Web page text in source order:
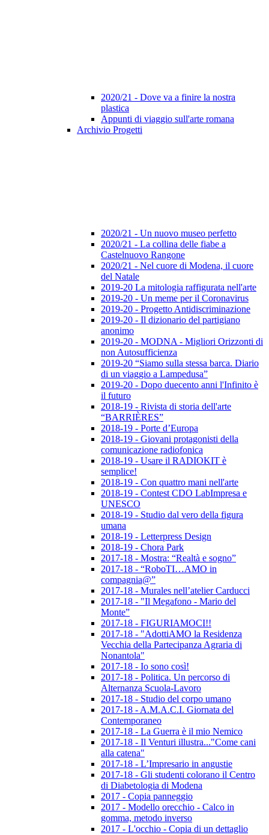
2020/21 - Dove va a finire la nostra
plastica
Appunti di viaggio sull'arte romana
Archivio Progetti
2020/21 - Un nuovo museo perfetto
2020/21 - La collina delle fiabe a
Castelnuovo Rangone
2020/21 - Nel cuore di Modena, il cuore
del Natale
2019-20 La mitologia raffigurata nell'arte
2019-20 - Un meme per il Coronavirus
2019-20 - Progetto Antidiscriminazione
2019-20 - Il dizionario del partigiano
anonimo
2019-20 - MODNA - Migliori Orizzonti di
non Autosufficienza
2019-20 “Siamo sulla stessa barca. Diario
di un viaggio a Lampedusa”
2019-20 - Dopo duecento anni l'Infinito è
il futuro
2018-19 - Rivista di storia dell'arte
“BARRIÈRES”
2018-19 - Porte d’Europa
2018-19 - Giovani protagonisti della
comunicazione radiofonica
2018-19 - Usare il RADIOKIT è
semplice!
2018-19 - Con quattro mani nell'arte
2018-19 - Contest CDO LabImpresa e
UNESCO
2018-19 - Studio dal vero della figura
umana
2018-19 - Letterpress Design
2018-19 - Chora Park
2017-18 - Mostra: “Realtà e sogno”
2017-18 - “RoboTI…AMO in
compagnia@”
2017-18 - Murales nell’atelier Carducci
2017-18 - "Il Megafono - Mario del
Monte”
2017-18 - FIGURIAMOCI!!
2017-18 - "AdottiAMO la Residenza
Vecchia della Partecipanza Agraria di
Nonantola"
2017-18 - Io sono così!
2017-18 - Politica. Un percorso di
Alternanza Scuola-Lavoro
2017-18 - Studio del corpo umano
2017-18 - A.M.A.C.I. Giornata del
Contemporaneo
2017-18 - La Guerra è il mio Nemico
2017-18 - Il Venturi illustra..."Come cani
alla catena"
2017-18 - L’Impresario in angustie
2017-18 - Gli studenti colorano il Centro
di Diabetologia di Modena
2017 - Copia panneggio
2017 - Modello orecchio - Calco in
gomma, metodo inverso
2017 - L'occhio - Copia di un dettaglio